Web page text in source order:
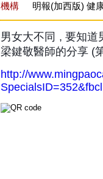
機構
明報(加西版) 健
男女大不同 , 要知道
梁鍵敬醫師的分享 (
http://